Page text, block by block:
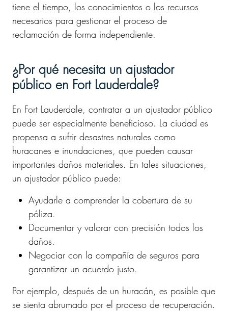
tiene el tiempo, los conocimientos o los recursos
necesarios para gestionar el proceso de
reclamación de forma independiente.
¿Por qué necesita un ajustador
público en Fort Lauderdale?
En Fort Lauderdale, contratar a un ajustador público
puede ser especialmente beneficioso. La ciudad es
propensa a sufrir desastres naturales como
huracanes e inundaciones, que pueden causar
importantes daños materiales. En tales situaciones,
un ajustador público puede:
Ayudarle a comprender la cobertura de su
póliza.
Documentar y valorar con precisión todos los
daños.
Negociar con la compañía de seguros para
garantizar un acuerdo justo.
Por ejemplo, después de un huracán, es posible que
se sienta abrumado por el proceso de recuperación.